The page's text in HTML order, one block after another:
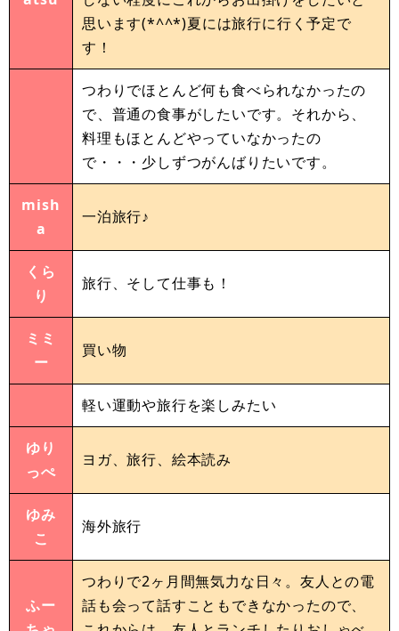
思います(*^^*)夏には旅行に行く予定で
す！
つわりでほとんど何も食べられなかったの
で、普通の食事がしたいです。それから、
料理もほとんどやっていなかったの
で・・・少しずつがんばりたいです。
mish
a
一泊旅行♪
くら
り
旅行、そして仕事も！
ミミ
ー
買い物
軽い運動や旅行を楽しみたい
ゆり
っぺ
ヨガ、旅行、絵本読み
ゆみ
こ
海外旅行
ふー
つわりで2ヶ月間無気力な日々。友人との電
話も会って話すこともできなかったので、